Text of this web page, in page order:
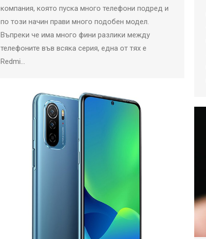
компания, която пуска много телефони подред и
по този начин прави много подобен модел.
Въпреки че има много фини разлики между
телефоните във всяка серия, една от тях е
Redmi…